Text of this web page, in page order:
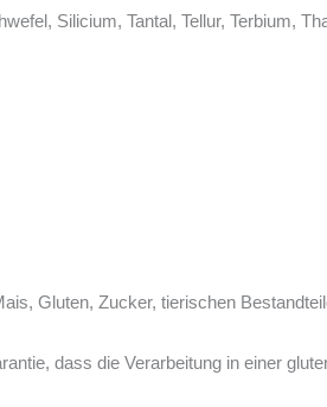
Silicium, Tantal, Tellur, Terbium,
Gluten, Zucker, tierischen
dass die Verarbeitung in einer